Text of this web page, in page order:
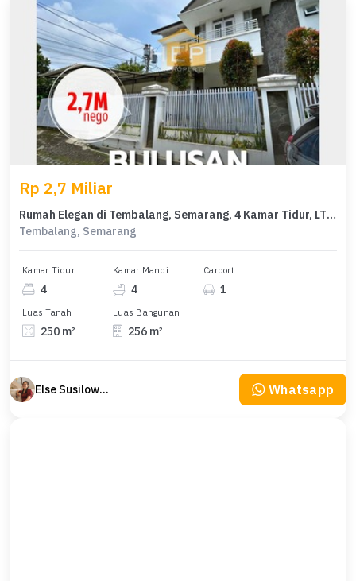
Rp 2,7 Miliar
Rumah Elegan di Tembalang, Semarang, 4 Kamar Tidur, LT 250m²
Tembalang, Semarang
Kamar Tidur
4
Kamar Mandi
4
Carport
1
Luas Tanah
250 m²
Luas Bangunan
256 m²
Else Susilowaty Whatsapp